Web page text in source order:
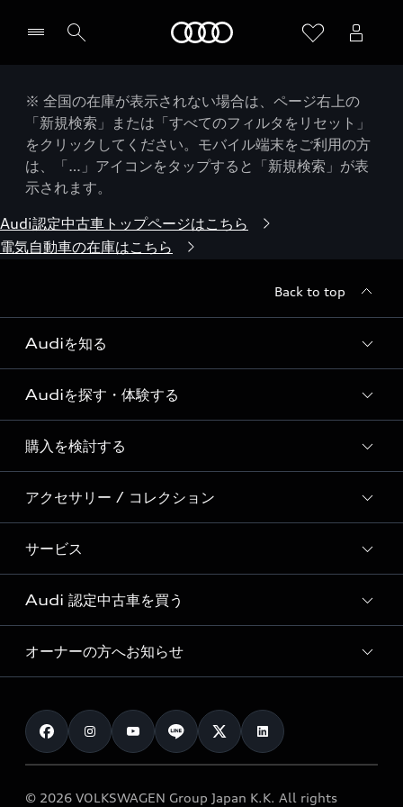
※ 全国の在庫が表示されない場合は、ページ右上の
「新規検索」または「すべてのフィルタをリセット」
をクリックしてください。モバイル端末をご利用の方
は、「…」アイコンをタップすると「新規検索」が表
示されます。
Audi認定中古車トップページはこちら
電気自動車の在庫はこちら
Back to top
Audiを知る
Audi ブランド
Story of Progress
Audi Sport
Formula 1®
デジタルサービス
Audiを探す・体験する
ディーラー検索
新車在庫検索
試乗車・展示車検索
見積り依頼
試乗予約
購入を検討する
モデル一覧
特別仕様モデル / 限定モデル
e-tronラインアップ
価格シミュレーション
車両比較
カタログ一覧
アクセサリー / コレクション
純正アクセサリー
オンラインショップ
Audi collection
アウディナビアプリ
サービス
サービス入庫予約
サービスプログラム
メンテナンス
車検 / 定期点検
e-tronアフターサポート
Audi 認定中古車を買う
Audi認定中古車
クオリティ
保証
メンテナンス
オーナーの方へお知らせ
お知らせ
オーナー様向けキャンペーン
© 2026 VOLKSWAGEN Group Japan K.K. All rights